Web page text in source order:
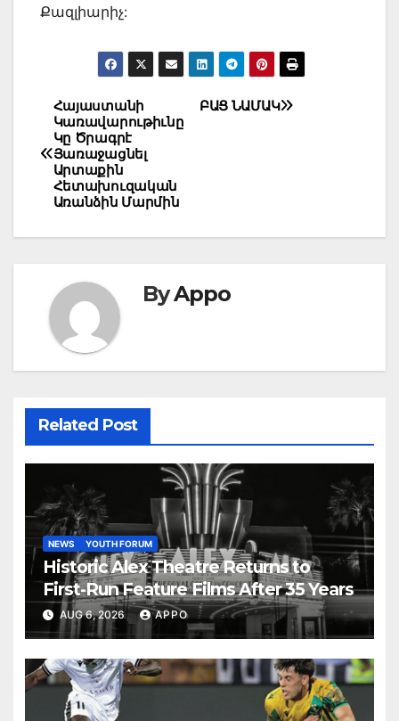
Քազլիարիչ:
Post
navigation
ԲԱՑ ՆԱՄԱԿ
Հայաստանի
Կառավարութիւնը
Կը Ծրագրէ
Յառաջացնել
Արտաքին
Հետախուզական
Առանձին Մարմին
ByAppo
Related Post
NEWS YOUTH FORUM
Historic Alex Theatre Returns to
First-Run Feature Films After 35 Years
AUG 6, 2026 APPO